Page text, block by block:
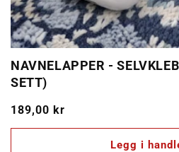
NAVNELAPPER -
SETT)
Vanlig
pris
189,00 kr
Legg i